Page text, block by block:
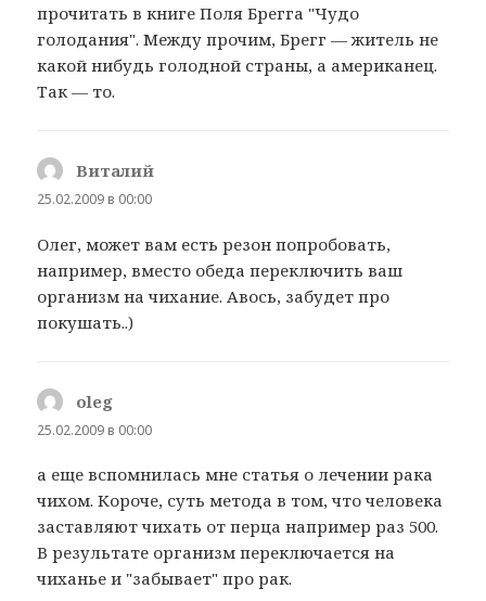
прочитать в книге Поля Брегга "Чудо
голодания". Между прочим, Брегг — житель не
какой нибудь голодной страны, а американец.
Так — то.
Виталий
25.02.2009 в 00:00
Олег, может вам есть резон попробовать,
например, вместо обеда переключить ваш
организм на чихание. Авось, забудет про
покушать..)
oleg
25.02.2009 в 00:00
а еще вспомнилась мне статья о лечении рака
чихом. Короче, суть метода в том, что человека
заставляют чихать от перца например раз 500.
В результате организм переключается на
чиханье и "забывает" про рак.